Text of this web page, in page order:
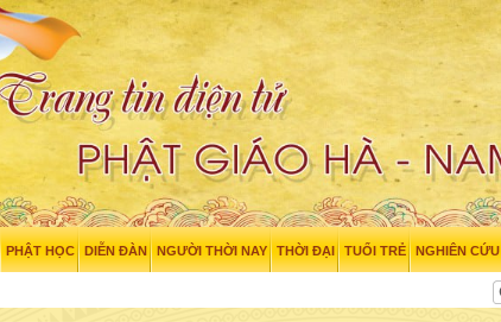
PHẬT HỌC DIỄN ĐÀN NGƯỜI THỜI NAY THỜI ĐẠI TUỔI TRẺ NGHIÊN CỨU